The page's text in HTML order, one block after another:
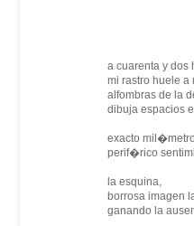
a cuarenta y dos
mi rastro huele
alfombras de la
dibuja espacios
exacto
perif�rico
la esquina,
borrosa imagen
ganando la